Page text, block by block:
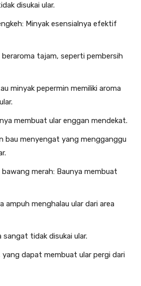
disukai ular.
Minyak esensialnya efektif
beraroma tajam, seperti pembersih
minyak pepermin memiliki aroma
membuat ular enggan mendekat.
bau menyengat yang mengganggu
merah: Baunya membuat
ampuh menghalau ular dari area
sangat tidak disukai ular.
yang dapat membuat ular pergi dari